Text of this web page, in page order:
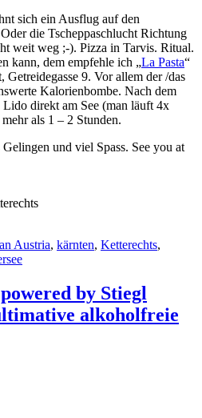
sich ein Ausflug auf den
die Tscheppaschlucht Richtung
weit weg ;-). Pizza in Tarvis. Ritual.
kann, dem empfehle ich „La Pasta“
9. Vor allem der /das
Kalorienbombe. Nach dem
direkt am See (man läuft 4x
als 1 – 2 Stunden.
und viel Spass. See you at
Austria, kärnten, Ketterechts,
by Stiegl
alkoholfreie